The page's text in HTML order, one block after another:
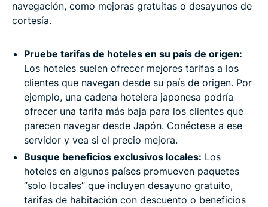
navegación, como mejoras gratuitas o desayunos de
cortesía.
Pruebe tarifas de hoteles en su país de origen:
Los hoteles suelen ofrecer mejores tarifas a los
clientes que navegan desde su país de origen. Por
ejemplo, una cadena hotelera japonesa podría
ofrecer una tarifa más baja para los clientes que
parecen navegar desde Japón. Conéctese a ese
servidor y vea si el precio mejora.
Busque beneficios exclusivos locales: Los
hoteles en algunos países promueven paquetes
“solo locales” que incluyen desayuno gratuito,
tarifas de habitación con descuento o beneficios